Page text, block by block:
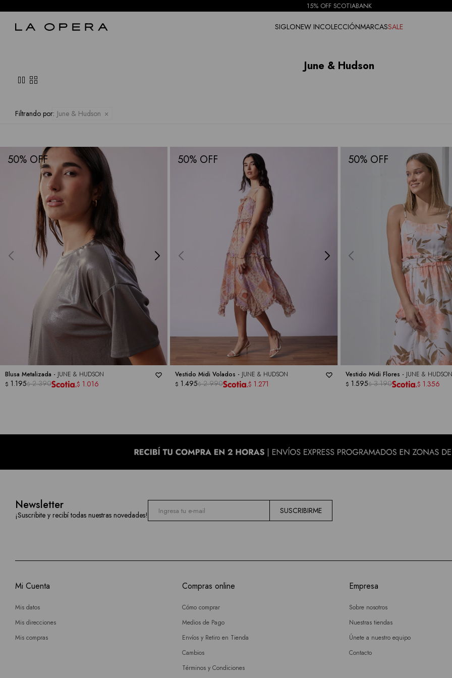
15% OFF SCOTIABANK
SIGLONEW INCOLECCIÓNMARCASSALE
June & Hudson
pause grid_view
Filtrando por: June & Hudson
50
Blusa Metalizada - JUNE & HUDSON
$ 1.195$ 2.390 $ 1.016
50
Vestido Midi Volados - JUNE & HUDSON
$ 1.495$ 2.990 $ 1.271
50
Vestido Midi Flores - JUNE & HUDSON
$ 1.595$ 3.190 $ 1.356
Newsletter
¡Suscribite y recibí todas nuestras novedades! SUSCRIBIRME
Mi Cuenta
Mis datos
Mis direcciones
Mis compras
Compras online
Cómo comprar
Medios de Pago
Envíos y Retiro en Tienda
Cambios
Términos y Condiciones
Empresa
Sobre nosotros
Nuestras tiendas
Únete a nuestro equipo
Contacto